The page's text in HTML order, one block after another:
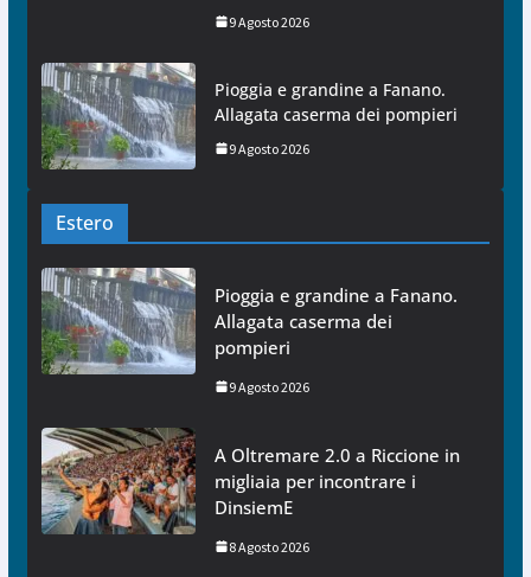
9 Agosto 2026
Pioggia e grandine a Fanano.
Allagata caserma dei pompieri
9 Agosto 2026
Estero
Pioggia e grandine a Fanano.
Allagata caserma dei
pompieri
9 Agosto 2026
A Oltremare 2.0 a Riccione in
migliaia per incontrare i
DinsiemE
8 Agosto 2026